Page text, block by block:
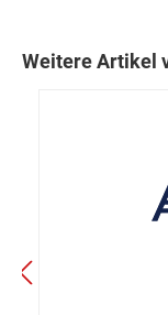
Weitere Artikel